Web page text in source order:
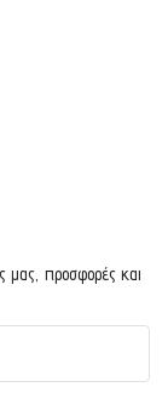
μας, προσφορές και